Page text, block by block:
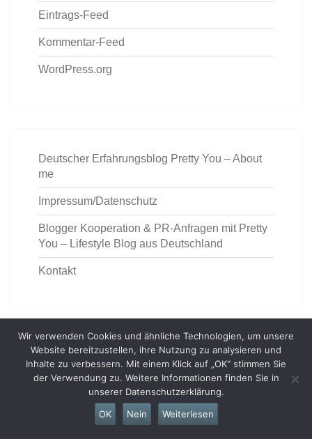
Eintrags-Feed
Kommentar-Feed
WordPress.org
Deutscher Erfahrungsblog Pretty You – About
me
Impressum/Datenschutz
Blogger Kooperation & PR-Anfragen mit Pretty
You – Lifestyle Blog aus Deutschland
Kontakt
Wir verwenden Cookies und ähnliche Technologien, um unsere
Website bereitzustellen, ihre Nutzung zu analysieren und
Inhalte zu verbessern. Mit einem Klick auf „OK“ stimmen Sie
der Verwendung zu. Weitere Informationen finden Sie in
unserer Datenschutzerklärung.
OK
Nein Weiterlesen